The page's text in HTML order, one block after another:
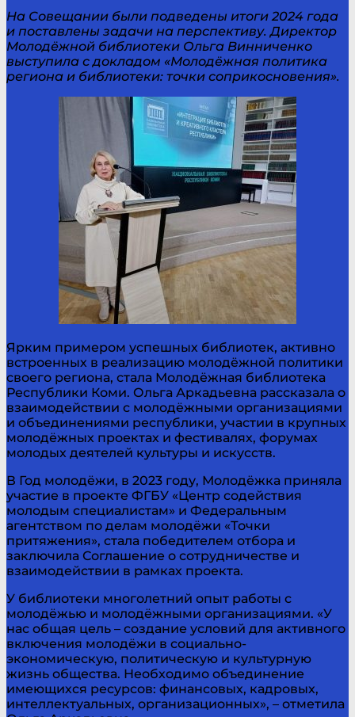
На Совещании были подведены итоги 2024 года
и поставлены задачи на перспективу. Директор
Молодёжной библиотеки Ольга Винниченко
выступила с докладом «Молодёжная политика
региона и библиотеки: точки соприкосновения».
Ярким примером успешных библиотек, активно
встроенных в реализацию молодёжной политики
своего региона, стала Молодёжная библиотека
Республики Коми. Ольга Аркадьевна рассказала о
взаимодействии с молодёжными организациями
и объединениями республики, участии в крупных
молодёжных проектах и фестивалях, форумах
молодых деятелей культуры и искусств.
В Год молодёжи, в 2023 году, Молодёжка приняла
участие в проекте ФГБУ «Центр содействия
молодым специалистам» и Федеральным
агентством по делам молодёжи «Точки
притяжения», стала победителем отбора и
заключила Соглашение о сотрудничестве и
взаимодействии в рамках проекта.
У библиотеки многолетний опыт работы с
молодёжью и молодёжными организациями. «У
нас общая цель – создание условий для активного
включения молодёжи в социально-
экономическую, политическую и культурную
жизнь общества. Необходимо объединение
имеющихся ресурсов: финансовых, кадровых,
интеллектуальных, организационных», – отметила